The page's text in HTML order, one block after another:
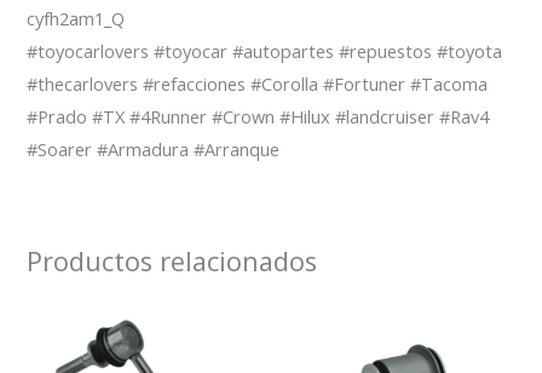
cyfh2am1_Q
#toyocarlovers #toyocar #autopartes #repuestos #toyota
#thecarlovers #refacciones #Corolla #Fortuner #Tacoma
#Prado #TX #4Runner #Crown #Hilux #landcruiser #Rav4
#Soarer #Armadura #Arranque
Productos relacionados